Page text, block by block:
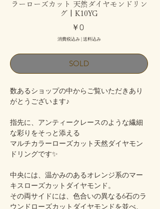
ラーローズカット 天然ダイヤモンドリン
グ | K10YG
￥0価
格
消費税込み|送料込み
SOLD
数あるショップの中からご覧いただきあり
がとうございます♪
指先に、アンティークレースのような繊細
な彩りをそっと添える
マルチカラーローズカット天然ダイヤモン
ドリングです✨
中央には、温かみのあるオレンジ系のマー
キスローズカットダイヤモンド。
その両サイドには、色合いの異なる6石のラ
ウンドローズカットダイヤモンドを並べ、